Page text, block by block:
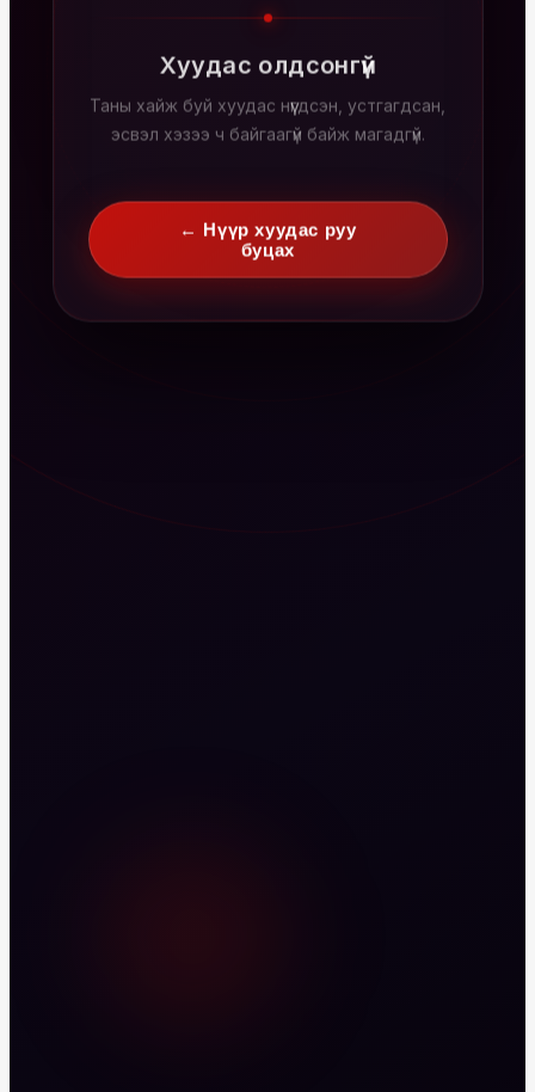
Хуудас олдсонгүй
Таны хайж буй хуудас нүүгдсэн, устгагдсан,
эсвэл хэзээ ч байгаагүй байж магадгүй.
← Нүүр хуудас руу
буцах